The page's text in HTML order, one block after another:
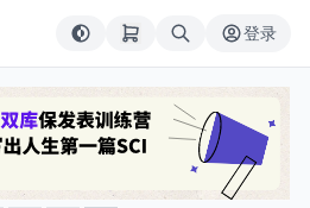
登录